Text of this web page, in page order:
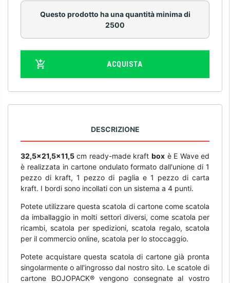
Questo prodotto ha una quantità minima di
2500
ACQUISTA
DESCRIZIONE
32,5x21,5x11,5cm ready-made kraft box è E Wave ed
è realizzata in cartone ondulato formato dall'unione di 1
pezzo di kraft, 1 pezzo di paglia e 1 pezzo di carta
kraft. I bordi sono incollati con un sistema a 4 punti.
Potete utilizzare questa scatola di cartone come scatola
da imballaggio in molti settori diversi, come scatola per
ricambi, scatola per spedizioni, scatola regalo, scatola
per il commercio online, scatola per lo stoccaggio.
Potete acquistare questa scatola di cartone già pronta
singolarmente o all'ingrosso dal nostro sito. Le scatole di
cartone BOJOPACK® vengono consegnate al vostro